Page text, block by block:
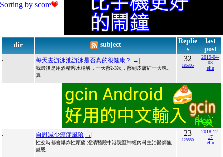
Sorting by score
dir subject
Replie
s
last
post
. 每天去游泳池游泳是否真的很健康？ →|
我最後是用酒精溶水楊酸，一天擦2-3次，擦到皮膚紅一大塊。
真
32
186305
2019-04-
03
eliu
. 自慰減少癌症風險 →|
性交時都會爆炸性頭痛 澄清醫院中港院區神經內科主治醫師施
懿恩
23
128550
2018-12-
17
eliu